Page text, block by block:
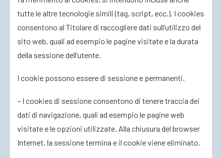
tutte le altre tecnologie simili (tag, script, ecc.). I cookies
consentono al Titolare di raccogliere dati sull’utilizzo del
sito web, quali ad esempio le pagine visitate e la durata
della sessione dell’utente.
I cookie possono essere di sessione e permanenti.
– I cookies di sessione consentono di tenere traccia dei
dati di navigazione, quali ad esempio le pagine web
visitate e le opzioni utilizzate. Alla chiusura del browser
Internet, la sessione termina e il cookie viene eliminato.